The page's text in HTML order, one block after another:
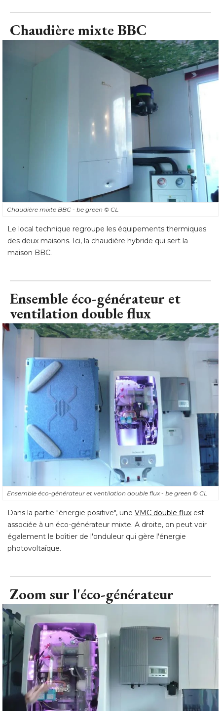
Chaudière mixte BBC
Chaudière mixte BBC - be green © CL
Le local technique regroupe les équipements thermiques
des deux maisons. Ici, la chaudière hybride qui sert la
maison BBC.
Ensemble éco-générateur et
ventilation double flux
Ensemble éco-générateur et ventilation double flux - be green © CL
Dans la partie "énergie positive", une VMC double flux est
associée à un éco-générateur mixte. A droite, on peut voir
également le boîtier de l'onduleur qui gère l'énergie
photovoltaïque.
Zoom sur l'éco-générateur